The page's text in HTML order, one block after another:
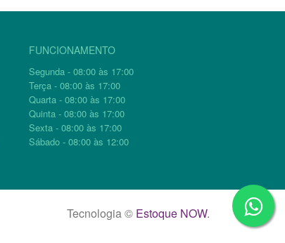
FUNCIONAMENTO
Segunda - 08:00 às 17:00
Terça - 08:00 às 17:00
Quarta - 08:00 às 17:00
Quinta - 08:00 às 17:00
Sexta - 08:00 às 17:00
Sábado - 08:00 às 12:00
Tecnologia © Estoque NOW.